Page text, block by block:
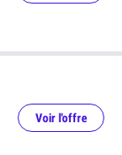
Voir l'offre